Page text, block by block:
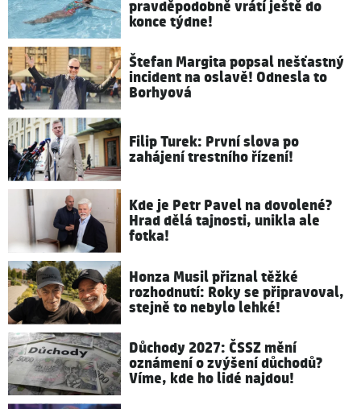
pravděpodobně vrátí ještě do
konce týdne!
Štefan Margita popsal nešťastný
incident na oslavě! Odnesla to
Borhyová
Filip Turek: První slova po
zahájení trestního řízení!
Kde je Petr Pavel na dovolené?
Hrad dělá tajnosti, unikla ale
fotka!
Honza Musil přiznal těžké
rozhodnutí: Roky se připravoval,
stejně to nebylo lehké!
Důchody 2027: ČSSZ mění
oznámení o zvýšení důchodů?
Víme, kde ho lidé najdou!